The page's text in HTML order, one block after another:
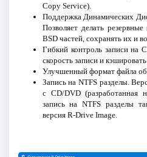
Copy Service).
Поддержка Динамических
Позволяет делать
BSD частей, сохранять их и
Гибкий контроль записи на
скорость записи и
Улучшенный формат файла
Запись на NTFS разделы.
с CD/DVD (разработанная
запись на NTFS разделы
версия R-Drive Image.